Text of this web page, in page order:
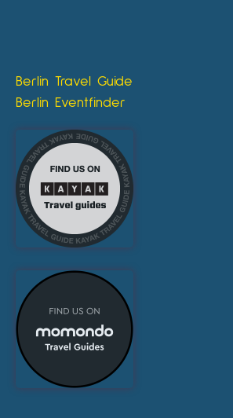
Berlin Travel Guide
Berlin Eventfinder